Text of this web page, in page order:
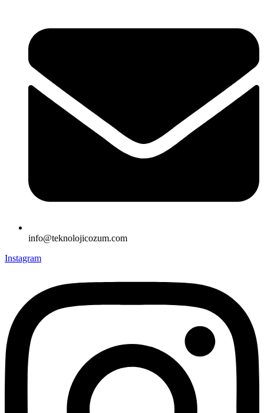
info@teknolojicozum.com
Instagram